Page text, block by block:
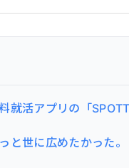
就活アプリの「
と世に広めたかった。